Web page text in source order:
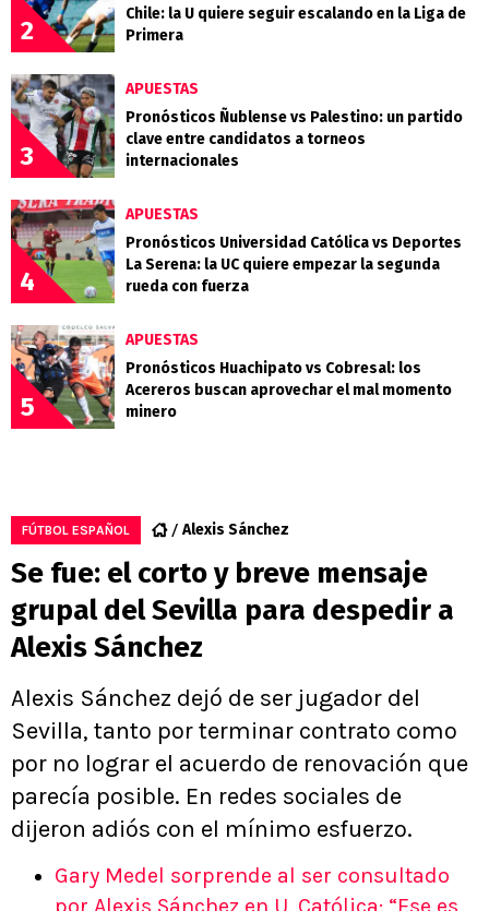
2
Chile: la U quiere seguir escalando en la Liga de
Primera
3
APUESTAS
Pronósticos Ñublense vs Palestino: un partido
clave entre candidatos a torneos
internacionales
4
APUESTAS
Pronósticos Universidad Católica vs Deportes
La Serena: la UC quiere empezar la segunda
rueda con fuerza
5
APUESTAS
Pronósticos Huachipato vs Cobresal: los
Acereros buscan aprovechar el mal momento
minero
FÚTBOL ESPAÑOL Alexis Sánchez
Se fue: el corto y breve mensaje
grupal del Sevilla para despedir a
Alexis Sánchez
Alexis Sánchez dejó de ser jugador del
Sevilla, tanto por terminar contrato como
por no lograr el acuerdo de renovación que
parecía posible. En redes sociales de
dijeron adiós con el mínimo esfuerzo.
Gary Medel sorprende al ser consultado
por Alexis Sánchez en U. Católica: “Ese es